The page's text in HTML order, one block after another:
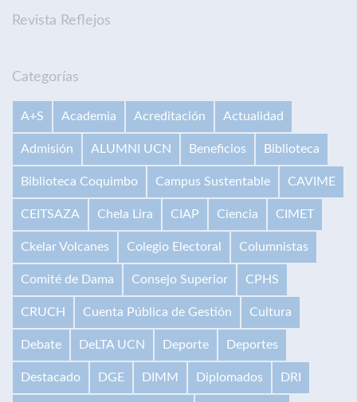
Revista Reflejos
Categorías
A+S Academia Acreditación Actualidad
Admisión ALUMNI UCN Beneficios Biblioteca
Biblioteca Coquimbo Campus Sustentable CAVIME
CEITSAZA Chela Lira CIAP Ciencia CIMET
Ckelar Volcanes Colegio Electoral Columnistas
Comité de Dama Consejo Superior CPHS
CRUCH Cuenta Pública de Gestión Cultura
Debate DeLTA UCN Deporte Deportes
Destacado DGE DIMM Diplomados DRI